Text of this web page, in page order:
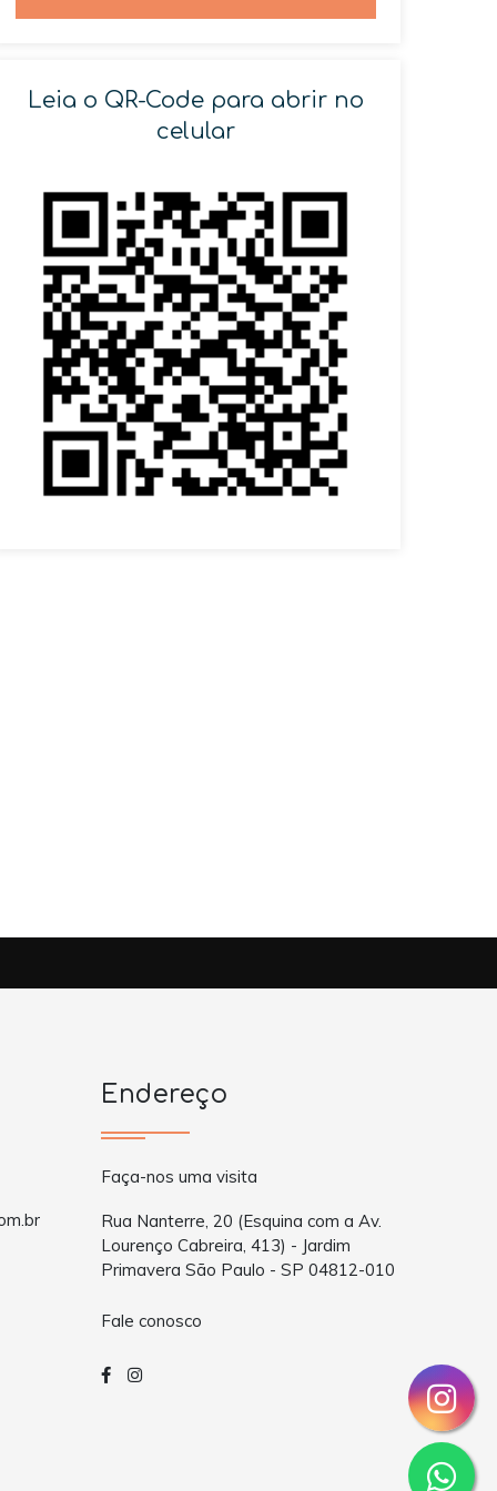
SOLICITAR AGENDAMENTO
Leia o QR-Code para abrir no
celular
Endereço
Faça-nos uma visita
Rua Nanterre, 20 (Esquina com a Av.
Lourenço Cabreira, 413) - Jardim
Primavera São Paulo - SP 04812-010
Fale conosco